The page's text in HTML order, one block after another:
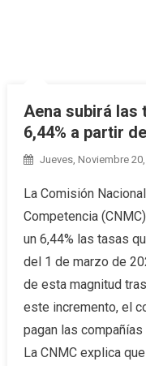
Aena subirá las
6,44% a partir
Jueves, Noviembre
La Comisión
Competencia
un 6,44% las tasas
del 1 de marzo de
de esta magnitud
este incremento, el
pagan las
La CNMC explica